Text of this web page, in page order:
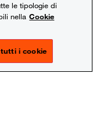
gas;
invernale
le tipologie di
nella Cookie
i cookie